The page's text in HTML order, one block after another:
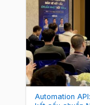
Automation